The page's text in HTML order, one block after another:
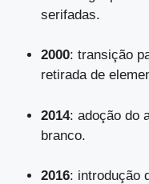
serifadas.
2000: transição
retirada de
2014: adoção do
branco.
2016: introdução